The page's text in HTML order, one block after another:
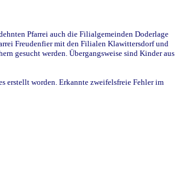
Pfarrei auch die Filialgemeinden Doderlage
Freudenfier mit den Filialen Klawittersdorf und
gesucht werden. Übergangsweise sind Kinder aus
erstellt worden. Erkannte zweifelsfreie Fehler im